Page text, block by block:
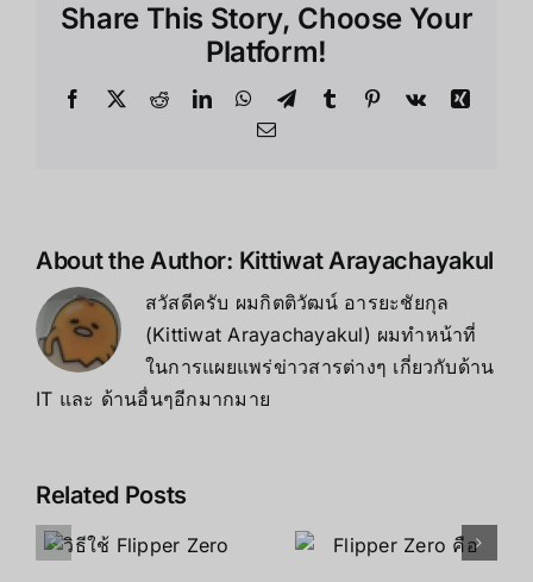
Share This Story, Choose Your
Platform!
Facebook
X RedditLinkedInWhatsApp
TelegramTumblr Pinterest
Vk
Xing
Email
About the Author: Kittiwat Arayachayakul
สวัสดีครับ ผมกิตติวัฒน์ อารยะชัยกุล
(Kittiwat Arayachayakul) ผมทำหน้าที่
ในการแผยแพร่ข่าวสารต่างๆ เกี่ยวกับด้าน
IT และ ด้านอื่นๆอีกมากมาย
Related Posts
Flipper
Flipper
Zero